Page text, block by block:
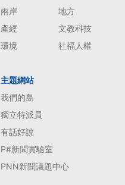
兩岸
地方
產經
文教科技
環境
社福人權
主題網站
我們的島
獨立特派員
有話好說
P#新聞實驗室
PNN新聞議題中心